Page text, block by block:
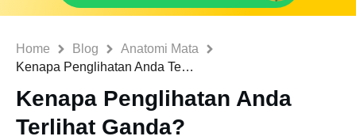
Home Blog
Anatomi Mata
Kenapa Penglihatan Anda Terlihat Ganda?
Kenapa Penglihatan Anda
Terlihat Ganda?